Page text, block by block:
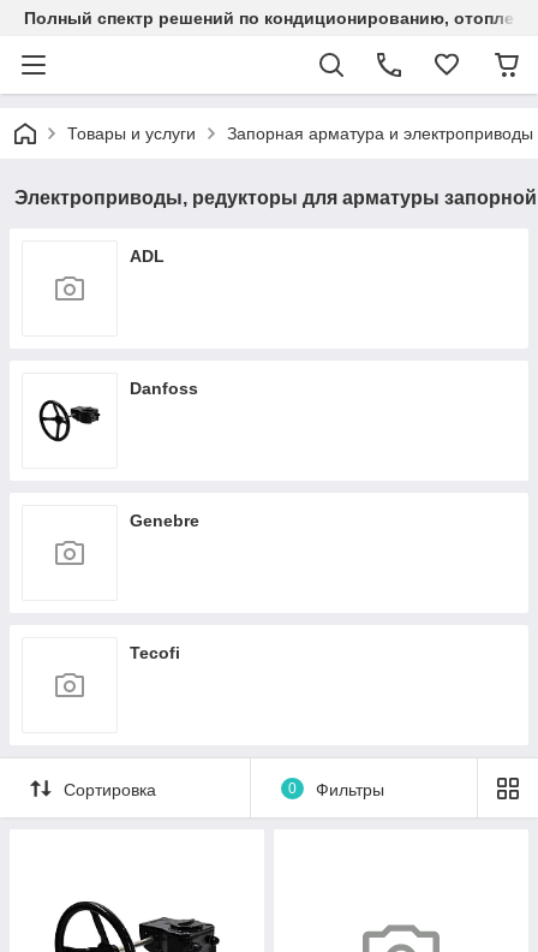
Полный спектр решений по кондиционированию,
Товары и услуги Запорная арматура и электроприводы
Электроприводы, редукторы для арматуры запорной
ADL
Danfoss
Genebre
Tecofi
Сортировка 0 Фильтры